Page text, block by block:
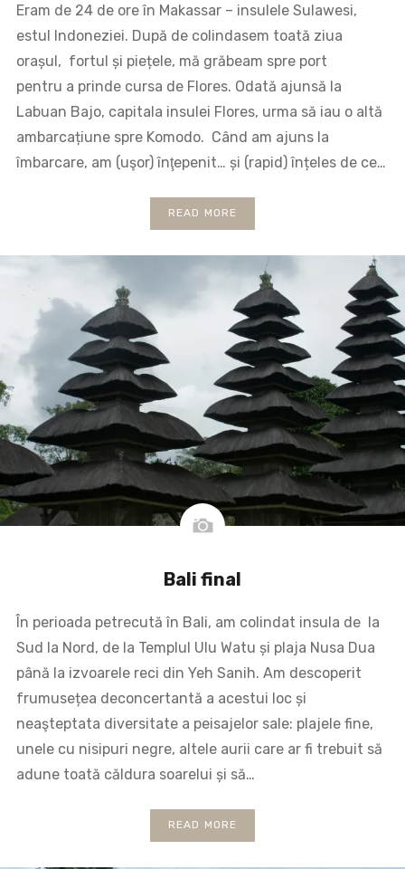
Eram de 24 de ore în Makassar – insulele Sulawesi,
estul Indoneziei. După de colindasem toată ziua
orașul, fortul și piețele, mă grăbeam spre port
pentru a prinde cursa de Flores. Odată ajunsă la
Labuan Bajo, capitala insulei Flores, urma să iau o altă
ambarcațiune spre Komodo. Când am ajuns la
îmbarcare, am (uşor) înţepenit… și (rapid) înțeles de ce…
READ MORE
Bali final
În perioada petrecută în Bali, am colindat insula de la
Sud la Nord, de la Templul Ulu Watu și plaja Nusa Dua
până la izvoarele reci din Yeh Sanih. Am descoperit
frumusețea deconcertantă a acestui loc și
neaşteptata diversitate a peisajelor sale: plajele fine,
unele cu nisipuri negre, altele aurii care ar fi trebuit să
adune toată căldura soarelui și să…
READ MORE